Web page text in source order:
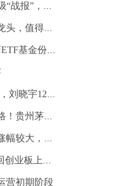
最高猛增520%！A股批量晒出超级“战报”，一晚7家官宣净利翻倍-每日热闻
焦点精选！功能性硅烷上市企业龙头，值得收藏（2026/1/13）
1月13日鹏华上证科创板生物医药ETF基金份额增加200万份，重仓股联影医疗、百济神州、百利天恒
宁波97-84轻取山西，杰克逊24分，刘晓宇12+5|热门
快消息！产品、运营、渠道、价格！贵州茅台最新官宣
锋龙股份：公司股票短期内价格涨幅较大，将停牌核查
IPO过会两年多后， 珠海赛纬撤回创业板上市-焦点消息
营初期阶段